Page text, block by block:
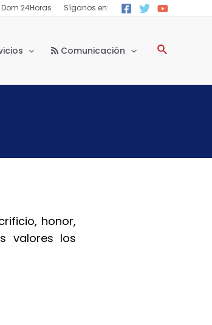
24Horas Síganos en:
Comunicación
honor,
valores los